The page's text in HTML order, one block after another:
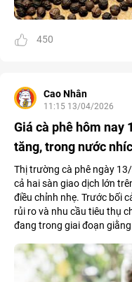
450
Cao Nhân
11:15 13/04/2026
Giá cà phê hôm nay
tăng, trong nước
Thị trường cà phê ngày
cả hai sàn giao dịch lớn
điều chỉnh nhẹ. Trước bối
rủi ro và nhu cầu tiêu thụ
đang trong giai đoạn